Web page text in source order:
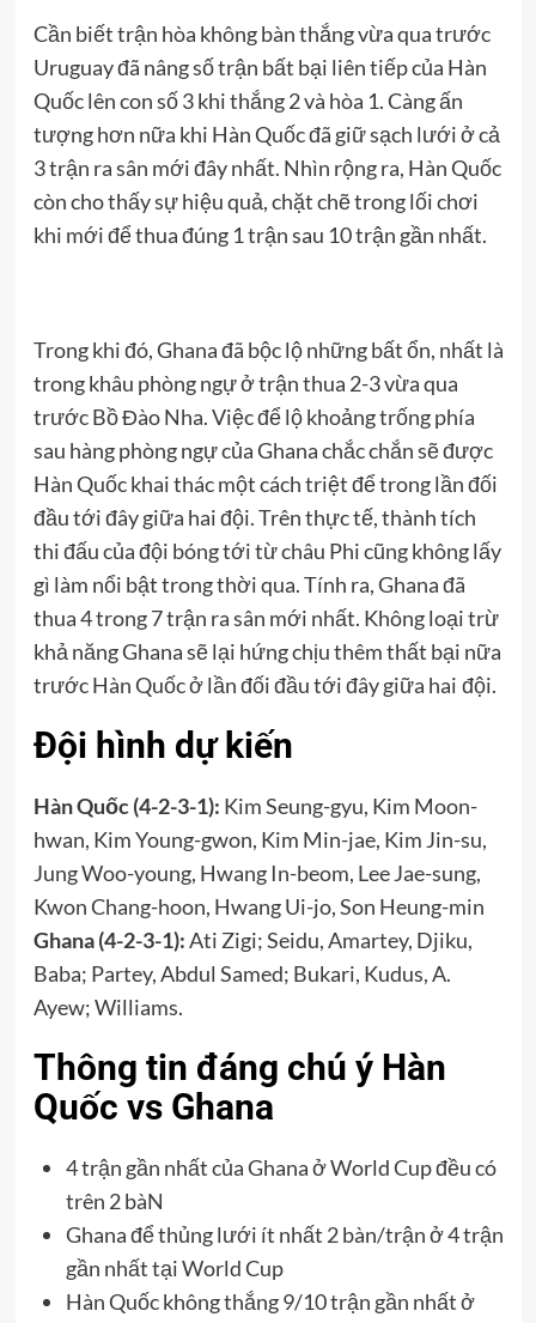
Cần biết trận hòa không bàn thắng vừa qua trước
Uruguay đã nâng số trận bất bại liên tiếp của Hàn
Quốc lên con số 3 khi thắng 2 và hòa 1. Càng ấn
tượng hơn nữa khi Hàn Quốc đã giữ sạch lưới ở cả
3 trận ra sân mới đây nhất. Nhìn rộng ra, Hàn Quốc
còn cho thấy sự hiệu quả, chặt chẽ trong lối chơi
khi mới để thua đúng 1 trận sau 10 trận gần nhất.
Trong khi đó, Ghana đã bộc lộ những bất ổn, nhất là
trong khâu phòng ngự ở trận thua 2-3 vừa qua
trước Bồ Đào Nha. Việc để lộ khoảng trống phía
sau hàng phòng ngự của Ghana chắc chắn sẽ được
Hàn Quốc khai thác một cách triệt để trong lần đối
đầu tới đây giữa hai đội. Trên thực tế, thành tích
thi đấu của đội bóng tới từ châu Phi cũng không lấy
gì làm nổi bật trong thời qua. Tính ra, Ghana đã
thua 4 trong 7 trận ra sân mới nhất. Không loại trừ
khả năng Ghana sẽ lại hứng chịu thêm thất bại nữa
trước Hàn Quốc ở lần đối đầu tới đây giữa hai đội.
Đội hình dự kiến
Hàn Quốc (4-2-3-1): Kim Seung-gyu, Kim Moon-
hwan, Kim Young-gwon, Kim Min-jae, Kim Jin-su,
Jung Woo-young, Hwang In-beom, Lee Jae-sung,
Kwon Chang-hoon, Hwang Ui-jo, Son Heung-min
Ghana (4-2-3-1):Ati Zigi; Seidu, Amartey, Djiku,
Baba; Partey, Abdul Samed; Bukari, Kudus, A.
Ayew; Williams.
Thông tin đáng chú ý Hàn
Quốc vs Ghana
4 trận gần nhất của Ghana ở World Cup đều có
trên 2 bàN
Ghana để thủng lưới ít nhất 2 bàn/trận ở 4 trận
gần nhất tại World Cup
Hàn Quốc không thắng 9/10 trận gần nhất ở